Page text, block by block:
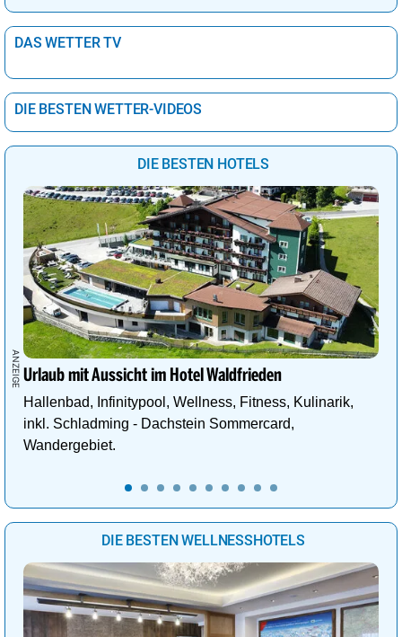
DAS WETTER TV
DIE BESTEN WETTER-VIDEOS
DIE BESTEN HOTELS
Urlaub mit Aussicht im Hotel Waldfrieden
Hallenbad, Infinitypool, Wellness, Fitness, Kulinarik,
inkl. Schladming - Dachstein Sommercard,
Wandergebiet.
DIE BESTEN WELLNESSHOTELS